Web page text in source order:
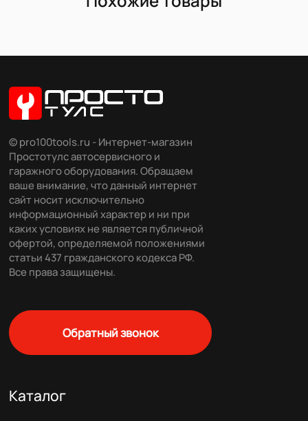
© pro100tools.ru - Интернет-магазин
Простотулс автосервисного и
гаражного оборудования. Обращаем
ваше внимание, что данный интернет
сайт носит исключительно
информационный характер и ни при
каких условиях не является публичной
офертой, определяемой положениями
статьи 437 гражданского кодекса РФ.
Все права защищены.
Обратный звонок
Каталог